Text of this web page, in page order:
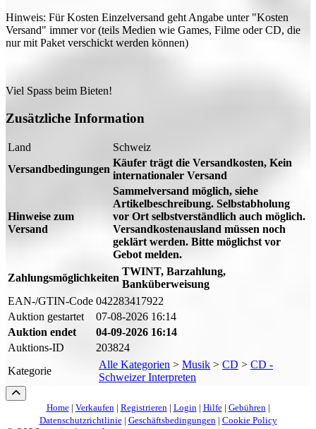
Hinweis: Für Kosten Einzelversand geht Angabe unter "Kosten
Versand" immer vor (teils Medien wie Games, Filme oder CD, die
nur mit Paket verschickt werden können)
Viel Spass beim Bieten!
Zusätzliche Information
Land
Schweiz
Versandbedingungen
Käufer trägt die Versandkosten, Kein
internationaler Versand
Hinweise zum
Versand
Sammelversand möglich, siehe
Artikelbeschreibung. Selbstabholung
vor Ort selbstverständlich auch möglich.
Versandkostenausland müssen noch
geklärt werden. Bitte möglichst vor
Gebot melden.
Zahlungsmöglichkeiten
TWINT, Barzahlung,
Banküberweisung
EAN-/GTIN-Code 042283417922
Auktion gestartet
07-08-2026 16:14
Auktion endet
04-09-2026 16:14
Auktions-ID
203824
Kategorie
Alle Kategorien > Musik > CD > CD -
Schweizer Interpreten
Home| Verkaufen| Registrieren| Login| Hilfe| Gebühren|
Datenschutzrichtlinie| Geschäftsbedingungen| Cookie Policy